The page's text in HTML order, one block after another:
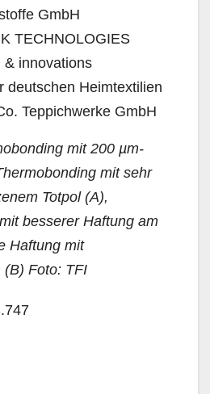
GmbH
TECHNOLOGIES
& innovations
deutschen Heimtextilien
Teppichwerke GmbH
mit 200 µm-
mit sehr
Totpol (A),
besserer Haftung am
Haftung mit
(B) Foto: TFI